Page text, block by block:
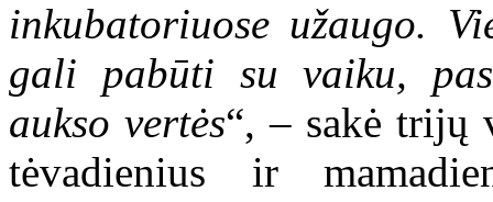
inkubatoriuose užaugo.
gali pabūti su vaiku,
aukso vertės“, – sakė trijų
tėvadienius ir